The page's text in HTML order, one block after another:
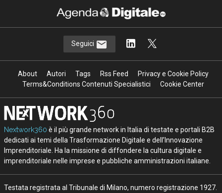
Seguici
About Autori Tags Rss Feed
Privacy e Cookie Policy
Terms&Conditions Contenuti Specialistici
Cookie Center
Nextwork360 è il più grande network in Italia di testate e portali B2B
dedicati ai temi della Trasformazione Digitale e dell’Innovazione
Imprenditoriale. Ha la missione di diffondere la cultura digitale e
imprenditoriale nelle imprese e pubbliche amministrazioni italiane.
Testata registrata al Tribunale di Milano, numero registrazione 1927.